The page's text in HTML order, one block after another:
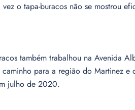
o tapa-buracos não se mostrou
também trabalhou na Avenida
para a região do Martinez
julho de 2020.